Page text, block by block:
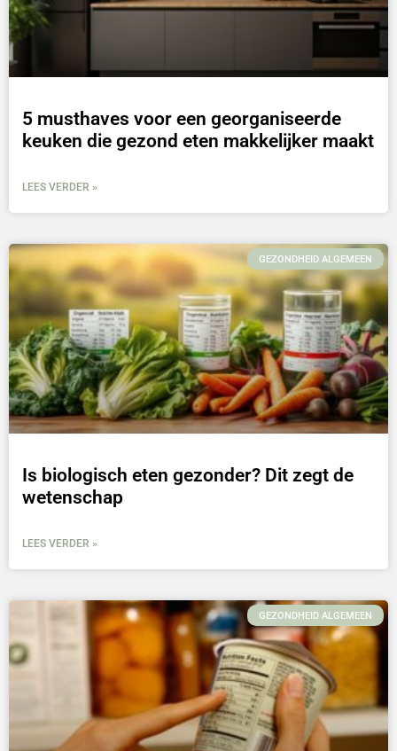
5 musthaves voor een georganiseerde
keuken die gezond eten makkelijker maakt
LEES VERDER »
GEZONDHEID ALGEMEEN
Is biologisch eten gezonder? Dit zegt de
wetenschap
LEES VERDER »
GEZONDHEID ALGEMEEN